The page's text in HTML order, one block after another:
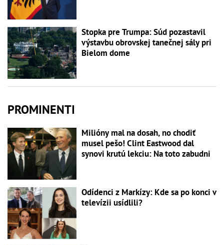
Stopka pre Trumpa: Súd pozastavil
výstavbu obrovskej tanečnej sály pri
Bielom dome
PROMINENTI
Milióny mal na dosah, no chodiť
musel pešo! Clint Eastwood dal
synovi krutú lekciu: Na toto zabudni
Odídenci z Markízy: Kde sa po konci v
televízii usídlili?